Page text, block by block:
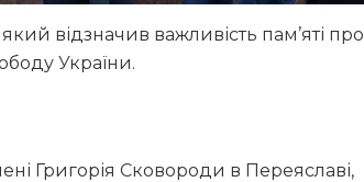
відзначив важливість пам’яті про
України.
Григорія Сковороди в Переяславі,